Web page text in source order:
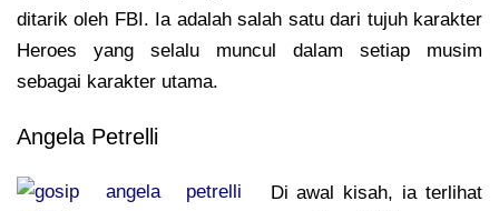
ditarik oleh FBI. Ia adalah salah satu dari tujuh karakter
Heroes yang selalu muncul dalam setiap musim
sebagai karakter utama.
Angela Petrelli
Di awal kisah, ia terlihat